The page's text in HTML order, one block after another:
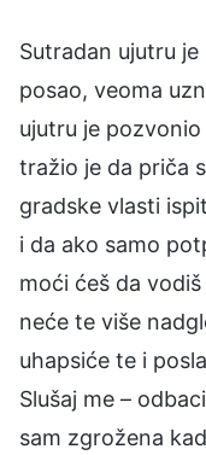
Sutradan ujutru
posao, veoma
ujutru je
tražio je da priča
gradske vlasti
i da ako samo
moći ćeš da
neće te više
uhapsiće te i
Slušaj me –
sam zgrožena